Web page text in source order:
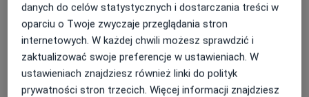
Kapilaroskopia
270 zł
Szczegóły kapilaroskopia
Umów
danych do celów statystycznych i dostarczania treści w
oparciu o Twoje zwyczaje przeglądania stron
internetowych. W każdej chwili możesz sprawdzić i
zaktualizować swoje preferencje w ustawieniach. W
ustawieniach znajdziesz również linki do polityk
prywatności stron trzecich. Więcej informacji znajdziesz